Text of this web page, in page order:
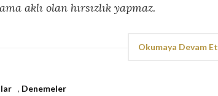
aklı olan hırsızlık yapmaz.
Okumaya Devam Et
, Denemeler